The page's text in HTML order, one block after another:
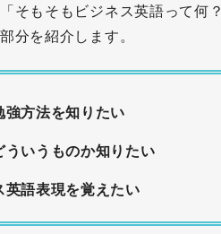
そもそもビジネス英語って何
分を紹介します。
強方法を知りたい
ういうものか知りたい
語表現を覚えたい